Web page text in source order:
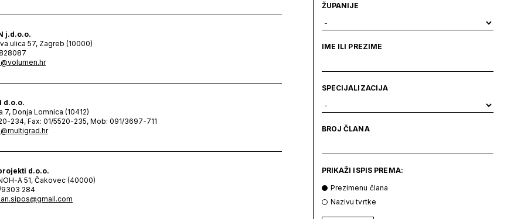
j.d.o.o.
ulica 57, Zagreb (10000)
d.o.o.
7, Donja Lomnica (10412)
234, Fax: 01/5520-235, Mob: 091/3697-711
d.o.o.
A 51, Čakovec (40000)
284
ŽUPANIJE
IME ILI PREZIME
SPECIJALIZACIJA
BROJ ČLANA
PRIKAŽI ISPIS PREMA:
Prezimenu člana
Nazivu tvrtke